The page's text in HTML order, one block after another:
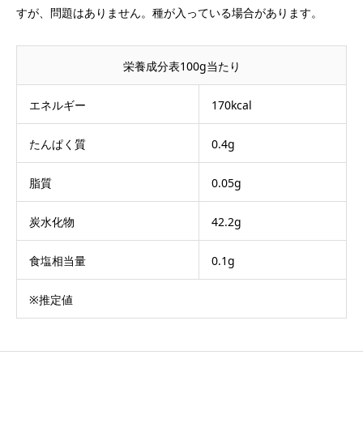
すが、問題はありません。種が入っている場合があります。
栄養成分表100g当たり
エネルギー 170kcal
たんぱく質 0.4g
脂質 0.05g
炭水化物 42.2g
食塩相当量 0.1g
※推定値